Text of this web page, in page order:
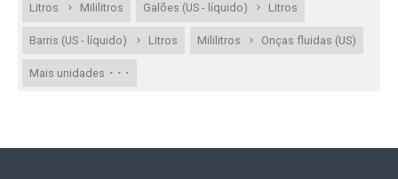
Litros Mililitros Galões (US - líquido) Litros
Barris (US - líquido) Litros Mililitros Onças fluidas (US)
Mais unidades · · ·